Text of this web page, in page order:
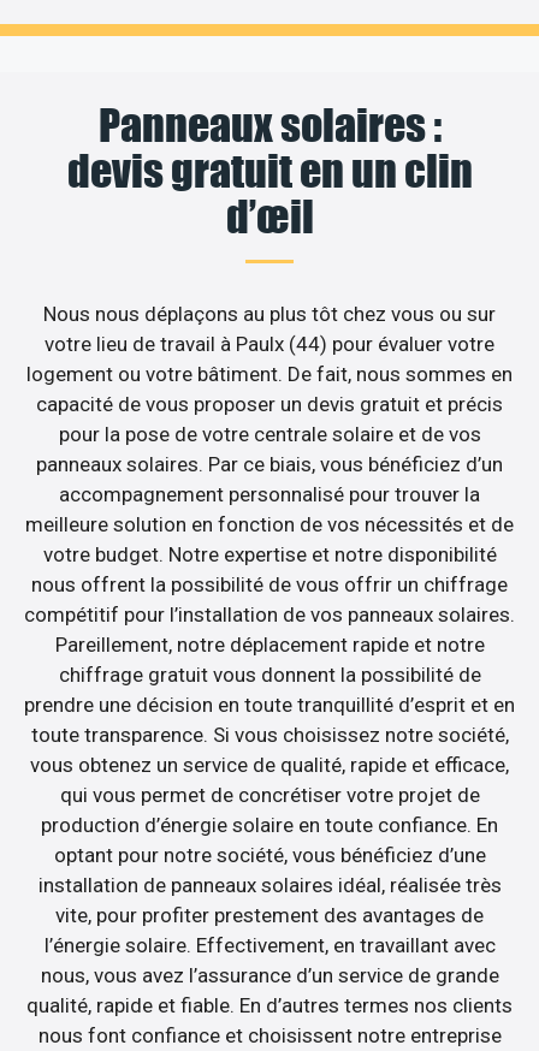
Panneaux solaires :
devis gratuit en un clin
d’œil
Nous nous déplaçons au plus tôt chez vous ou sur
votre lieu de travail à Paulx (44) pour évaluer votre
logement ou votre bâtiment. De fait, nous sommes en
capacité de vous proposer un devis gratuit et précis
pour la pose de votre centrale solaire et de vos
panneaux solaires. Par ce biais, vous bénéficiez d’un
accompagnement personnalisé pour trouver la
meilleure solution en fonction de vos nécessités et de
votre budget. Notre expertise et notre disponibilité
nous offrent la possibilité de vous offrir un chiffrage
compétitif pour l’installation de vos panneaux solaires.
Pareillement, notre déplacement rapide et notre
chiffrage gratuit vous donnent la possibilité de
prendre une décision en toute tranquillité d’esprit et en
toute transparence. Si vous choisissez notre société,
vous obtenez un service de qualité, rapide et efficace,
qui vous permet de concrétiser votre projet de
production d’énergie solaire en toute confiance. En
optant pour notre société, vous bénéficiez d’une
installation de panneaux solaires idéal, réalisée très
vite, pour profiter prestement des avantages de
l’énergie solaire. Effectivement, en travaillant avec
nous, vous avez l’assurance d’un service de grande
qualité, rapide et fiable. En d’autres termes nos clients
nous font confiance et choisissent notre entreprise